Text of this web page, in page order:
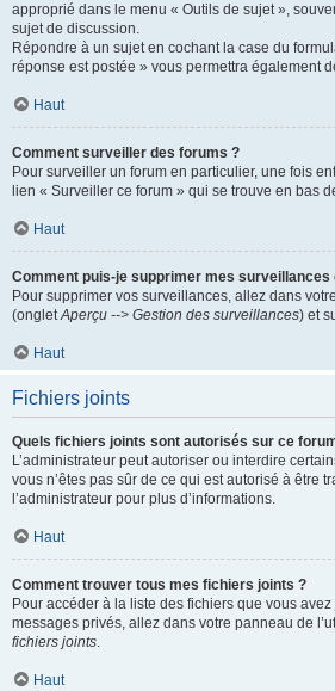
approprié dans le menu « Outils de sujet »,
sujet de discussion.
Répondre à un sujet en cochant la case du
réponse est postée » vous permettra également
Haut
Comment surveiller des forums ?
Pour surveiller un forum en particulier, une fois
lien « Surveiller ce forum » qui se trouve en bas
Haut
Comment puis-je supprimer mes surveillances
Pour supprimer vos surveillances, allez dans
(ongletAperçu --> Gestion des surveillances) et
Haut
Fichiers joints
Quels fichiers joints sont autorisés sur ce
L’administrateur peut autoriser ou interdire
vous n’êtes pas sûr de ce qui est autorisé à être
l’administrateur pour plus d’informations.
Haut
Comment trouver tous mes fichiers joints ?
Pour accéder à la liste des fichiers que vous
messages privés, allez dans votre panneau de
fichiers joints.
Haut